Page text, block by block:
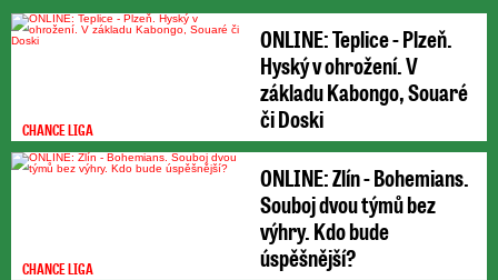
CHANCE LIGA
ONLINE: Teplice - Plzeň.
Hyský v ohrožení. V
základu Kabongo, Souaré
či Doski
CHANCE LIGA
ONLINE: Zlín - Bohemians.
Souboj dvou týmů bez
výhry. Kdo bude
úspěšnější?